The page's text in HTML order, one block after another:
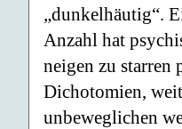
„dunkelhäutig“.
Anzahl hat
neigen zu starren
Dichotomien,
unbeweglichen